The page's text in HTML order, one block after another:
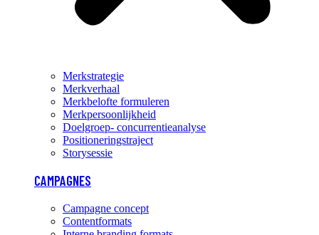
Merkstrategie
Merkverhaal
Merkbelofte formuleren
Merkpersoonlijkheid
Doelgroep- concurrentieanalyse
Positioneringstraject
Storysessie
CAMPAGNES
Campagne concept
Contentformats